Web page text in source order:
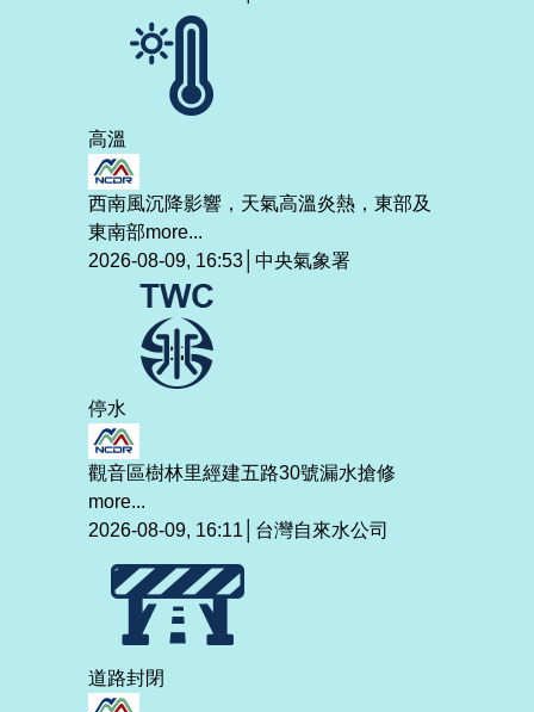
高溫
西南風沉降影響，天氣高溫炎熱，東部及
東南部more...
2026-08-09, 16:53│中央氣象署
停水
觀音區樹林里經建五路30號漏水搶修
more...
2026-08-09, 16:11│台灣自來水公司
道路封閉